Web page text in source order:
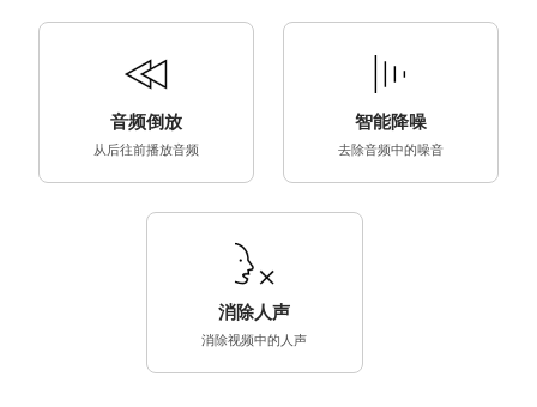
音频倒放
从后往前播放音频
智能降噪
去除音频中的噪音
消除人声
消除视频中的人声